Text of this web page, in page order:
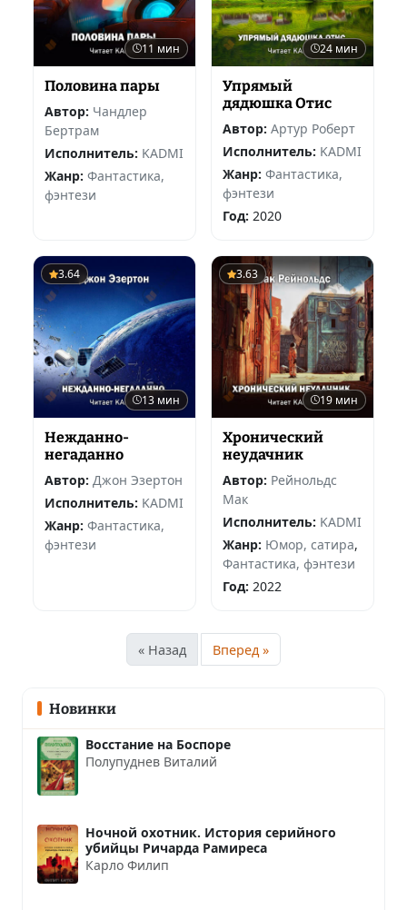
11 мин
Половина пары
Автор: Чандлер
Бертрам
Исполнитель: KADMI
Жанр: Фантастика,
фэнтези
24 мин
Упрямый
дядюшка Отис
Автор: Артур Роберт
Исполнитель: KADMI
Жанр: Фантастика,
фэнтези
Год: 2020
3.64
13 мин
Нежданно-
негаданно
Автор: Джон Эзертон
Исполнитель: KADMI
Жанр: Фантастика,
фэнтези
3.63
19 мин
Хронический
неудачник
Автор: Рейнольдс
Мак
Исполнитель: KADMI
Жанр: Юмор, сатира,
Фантастика, фэнтези
Год: 2022
« Назад Вперед »
Новинки
Восстание на Боспоре
Полупуднев Виталий
Ночной охотник. История серийного
убийцы Ричарда Рамиреса
Карло Филип